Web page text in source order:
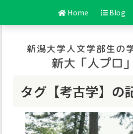
Home Blog
新潟大学人文学部生の
新大「人プロ
タグ【考古学】の